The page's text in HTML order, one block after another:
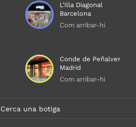
L'Illa Diagonal
Barcelona
Com arribar-hi
Conde de Peñalver
Madrid
Com arribar-hi
Cerca una botiga